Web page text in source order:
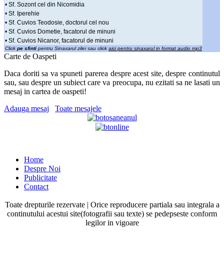
• Sf. Sozont cel din Nicomidia
• Sf. Iperehie
• Sf. Cuvios Teodosie, doctorul cel nou
• Sf. Cuvios Dometie, facatorul de minuni
• Sf. Cuvios Nicanor, facatorul de minuni
Click pe sfinti pentru Sinaxarul zilei sau click aici pentru sinaxarul in format audio mp3
Carte de Oaspeti
Daca doriti sa va spuneti parerea despre acest site, despre continutul
sau, sau despre un subiect care va preocupa, nu ezitati sa ne lasati un
mesaj in cartea de oaspeti!
Adauga mesaj
Toate mesajele
Home
Despre Noi
Publicitate
Contact
Toate drepturile rezervate | Orice reproducere partiala sau integrala a
continutului acestui site(fotografii sau texte) se pedepseste conform
legilor in vigoare